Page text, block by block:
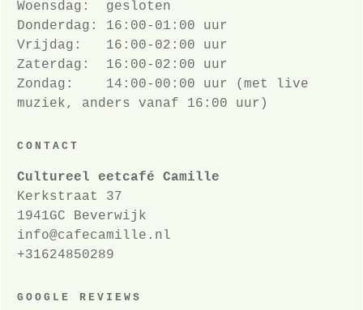
Woensdag: gesloten
Donderdag: 16:00-01:00 uur
Vrijdag: 16:00-02:00 uur
Zaterdag: 16:00-02:00 uur
Zondag: 14:00-00:00 uur (met live
muziek, anders vanaf 16:00 uur)
CONTACT
Cultureel eetcafé Camille
Kerkstraat 37
1941GC Beverwijk
info@cafecamille.nl
+31624850289
GOOGLE REVIEWS